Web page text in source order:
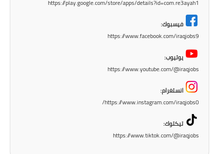
https://play.google.com/store/apps/details?id=com.re3ayah1
فيسبوك:
https://www.facebook.com/iraqjobs9
يوتيوب:
https://www.youtube.com/@iraqjobs
انستغرام:
https://www.instagram.com/iraqjobs0/
تيكتوك:
https://www.tiktok.com/@iraqjobs